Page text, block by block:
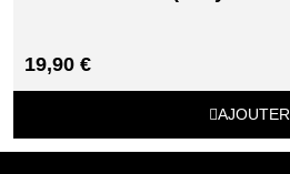
19,90 €
AJOUTER